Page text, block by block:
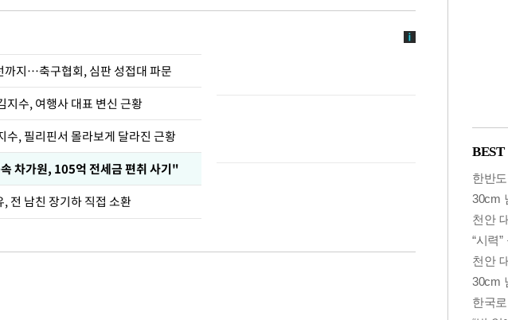
까지…축구협회, 심판 성접대 파문
지수, 여행사 대표 변신 근황
수, 필리핀서 몰라보게 달라진 근황
차가원, 105억 전세금 편취 사기"
, 전 남친 장기하 직접 소환